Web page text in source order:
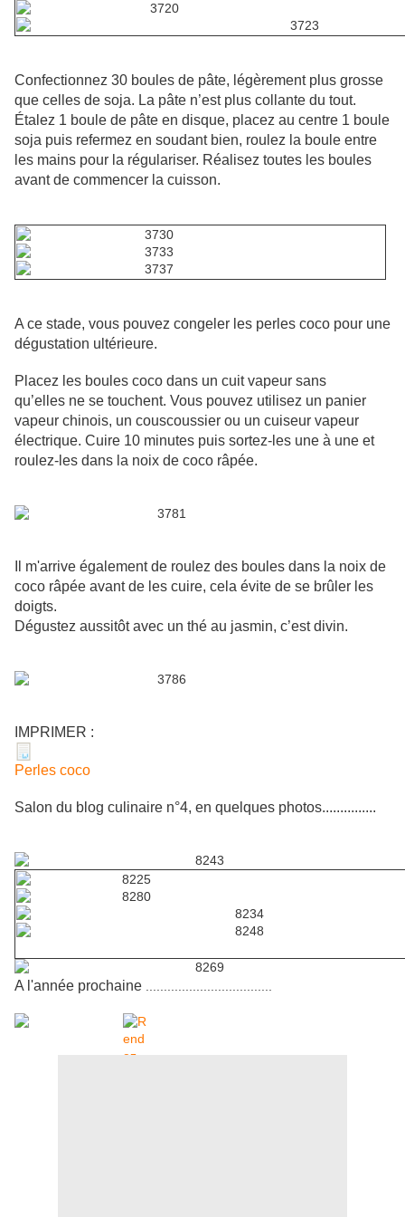
Confectionnez 30 boules de pâte, légèrement plus grosse
que celles de soja. La pâte n’est plus collante du tout.
Étalez 1 boule de pâte en disque, placez au centre 1 boule
soja puis refermez en soudant bien, roulez la boule entre
les mains pour la régulariser. Réalisez toutes les boules
avant de commencer la cuisson.
A ce stade, vous pouvez congeler les perles coco pour une
dégustation ultérieure.
Placez les boules coco dans un cuit vapeur sans
qu’elles ne se touchent. Vous pouvez utilisez un panier
vapeur chinois, un couscoussier ou un cuiseur vapeur
électrique. Cuire 10 minutes puis sortez-les une à une et
roulez-les dans la noix de coco râpée.
Il m'arrive également de roulez des boules dans la noix de
coco râpée avant de les cuire, cela évite de se brûler les
doigts.
Dégustez aussitôt avec un thé au jasmin, c’est divin.
IMPRIMER :
Perles coco
Salon du blog culinaire n°4, en quelques photos...............
A l'année prochaine